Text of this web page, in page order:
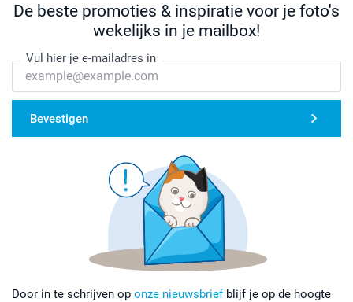
De beste promoties & inspiratie voor je foto's
wekelijks in je mailbox!
Vul hier je e-mailadres in
Bevestigen
Door in te schrijven op onze nieuwsbriefblijf je op de hoogte